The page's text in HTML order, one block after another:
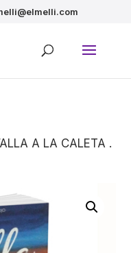
A LA CALETA .